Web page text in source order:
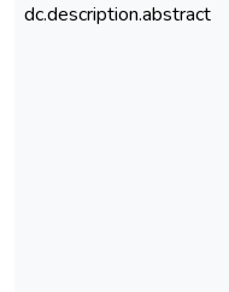
dc.description.abstract